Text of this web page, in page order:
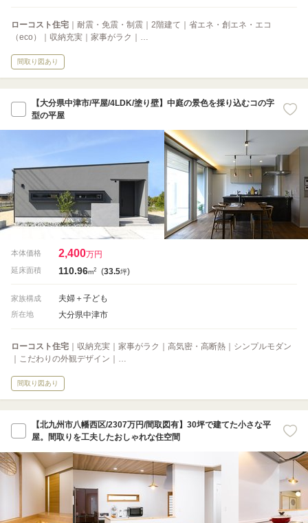
ローコスト住宅 ｜耐震・免震・制震｜2階建て｜省エネ・創エネ・エコ
（eco）｜収納充実｜家事がラク｜…
間取り図あり
【大分県中津市/平屋/4LDK/塗り壁】中庭の景色を採り込むコの字
型の平屋
本体価格 2,400万円
延床面積 110.96m2 (33.5坪)
家族構成 夫婦＋子ども
所在地 大分県中津市
ローコスト住宅 ｜収納充実｜家事がラク｜高気密・高断熱｜シンプルモダン
｜こだわりの外観デザイン｜…
間取り図あり
【北九州市八幡西区/2307万円/間取図有】30坪で建てた小さな平
屋。間取りを工夫したおしゃれな住空間